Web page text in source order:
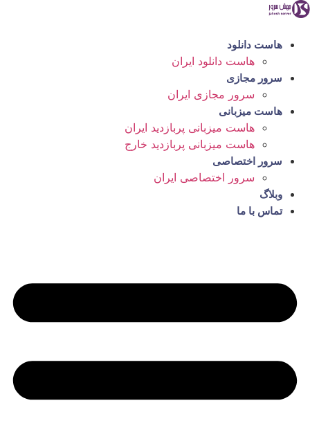
پرش
محتوا
هاست دانلود
هاست دانلود ایران
سرور مجازی
سرور مجازی ایران
هاست میزبانی
هاست میزبانی پربازدید ایران
هاست میزبانی پربازدید خارج
سرور اختصاصی
سرور اختصاصی ایران
وبلاگ
تماس با ما